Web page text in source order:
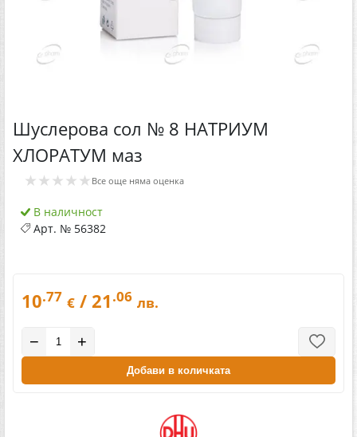
Шуслерова сол № 8 НАТРИУМ
ХЛОРАТУМ маз
★★★★★ Все още няма оценка
В наличност
Арт. № 56382
10.77 € / 21 .06 лв.
− +
Добави в количката